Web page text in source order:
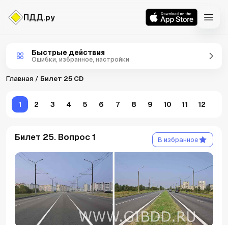
ПДД.ру
Билеты CD
Быстрые действия
Ошибки, избранное, настройки
Главная Билет 25 CD
1 2 3 4 5 6 7 8 9 10 11 12 13
Билет 25. Вопрос 1 В избранное